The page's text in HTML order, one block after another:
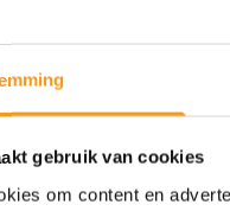
gebruik van cookies
om content en
hartje Amersfoort.
en leergierige